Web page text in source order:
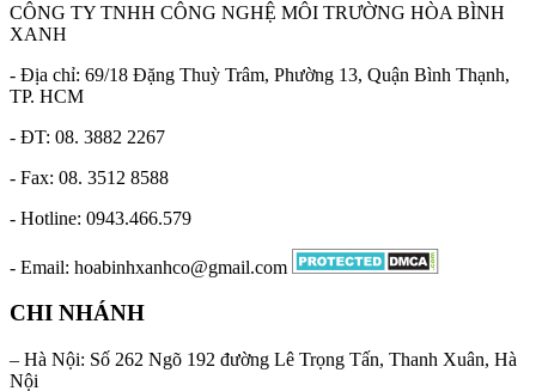
CÔNG TY TNHH CÔNG NGHỆ MÔI TRƯỜNG HÒA BÌNH
XANH
- Địa chỉ: 69/18 Đặng Thuỳ Trâm, Phường 13, Quận Bình Thạnh,
TP. HCM
- ĐT: 08. 3882 2267
- Fax: 08. 3512 8588
- Hotline: 0943.466.579
- Email: hoabinhxanhco@gmail.com
CHI NHÁNH
– Hà Nội: Số 262 Ngõ 192 đường Lê Trọng Tấn, Thanh Xuân, Hà
Nội